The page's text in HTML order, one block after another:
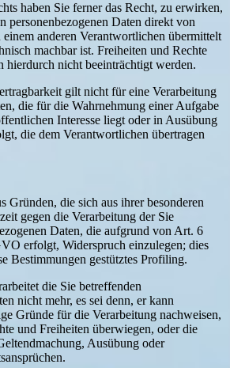
haben Sie ferner das Recht, zu erwirken,
personenbezogenen Daten direkt von
anderen Verantwortlichen übermittelt
machbar ist. Freiheiten und Rechte
hierdurch nicht beeinträchtigt werden.
gilt nicht für eine Verarbeitung
die für die Wahrnehmung einer Aufgabe
Interesse liegt oder in Ausübung
die dem Verantwortlichen übertragen
Gründen, die sich aus ihrer besonderen
gegen die Verarbeitung der Sie
Daten, die aufgrund von Art. 6
erfolgt, Widerspruch einzulegen; dies
Bestimmungen gestütztes Profiling.
die Sie betreffenden
nicht mehr, es sei denn, er kann
Gründe für die Verarbeitung nachweisen,
und Freiheiten überwiegen, oder die
Ausübung oder